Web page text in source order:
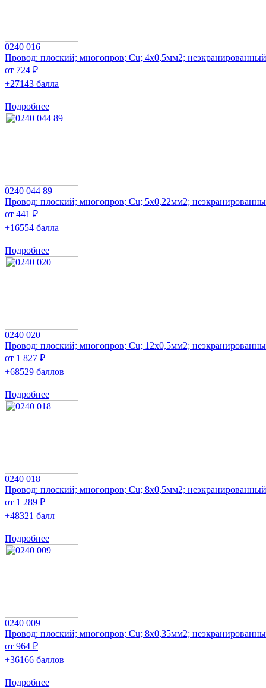
0240 016
Провод: плоский; многопров; Cu; 4x0,5мм2;
от 724 ₽
+27143 балла
Подробнее
0240 044 89
Провод: плоский; многопров; Cu; 5x0,22мм2;
от 441 ₽
+16554 балла
Подробнее
0240 020
Провод: плоский; многопров; Cu; 12x0,5мм2;
от 1 827 ₽
+68529 баллов
Подробнее
0240 018
Провод: плоский; многопров; Cu; 8x0,5мм2;
от 1 289 ₽
+48321 балл
Подробнее
0240 009
Провод: плоский; многопров; Cu; 8x0,35мм2;
от 964 ₽
+36166 баллов
Подробнее